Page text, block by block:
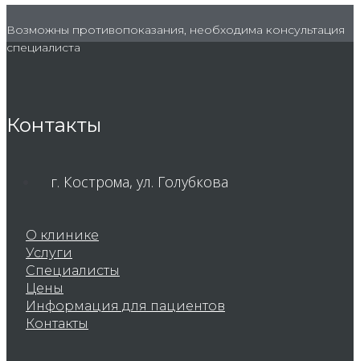
Возможны противопоказания, необходима консультация
специалиста
Контакты
г. Кострома, ул. Голубкова
О клинике
Услуги
Специалисты
Цены
Информация для пациентов
Контакты